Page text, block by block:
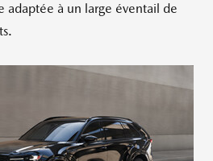
adaptée à un large éventail de